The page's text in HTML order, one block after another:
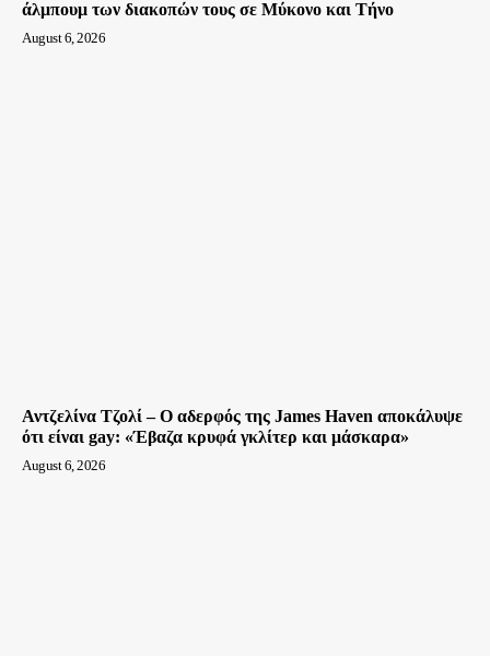
άλμπουμ των διακοπών τους σε Μύκονο και Τήνο
August 6, 2026
Αντζελίνα Τζολί – Ο αδερφός της James Haven αποκάλυψε
ότι είναι gay: «Έβαζα κρυφά γκλίτερ και μάσκαρα»
August 6, 2026